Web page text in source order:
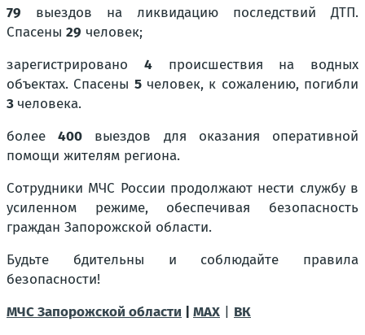
79 выездов на ликвидацию последствий ДТП.
Спасены 29 человек;
зарегистрировано 4происшествия на водных
объектах. Спасены 5человек, к сожалению, погибли
3 человека.
более400 выездов для оказания оперативной
помощи жителям региона.
Сотрудники МЧС России продолжают нести службу в
усиленном режиме, обеспечивая безопасность
граждан Запорожской области.
Будьте бдительны и соблюдайте правила
безопасности!
МЧС Запорожской области
MAX
ВК